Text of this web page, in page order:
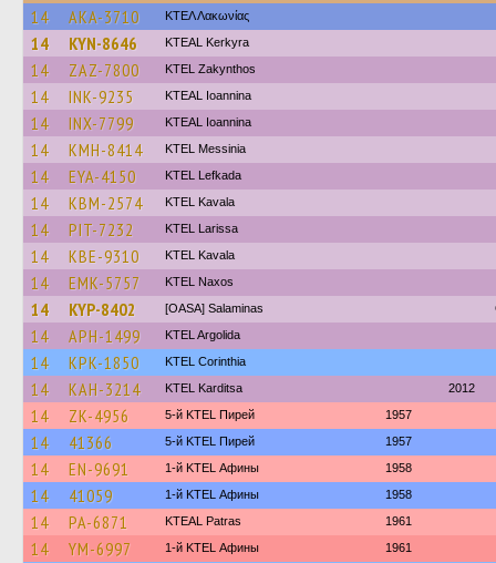
14
AKA-3710 ΚΤΕΛ Λακωνίας
14 KYN-8646 KTEAL Kerkyra
14 ZAZ-7800 KTEL Zakynthos
14 INK-9235 KTEAL Ioannina
14 INX-7799 KTEAL Ioannina
14 KMH-8414 KTEL Messinia
14 EYA-4150 KTEL Lefkada
14 KBM-2574 KTEL Kavala
14 PIT-7232 KTEL Larissa
14 KBE-9310 KTEL Kavala
14 EMK-5757 KTEL Naxos
14 KYP-8402 [OASA] Salaminas
14 APH-1499 KTEL Argolida
14 KPK-1850 KTEL Corinthia
14 KAH-3214 ΚΤΕL Karditsa 2012
14 ZK-4956 5-й KTEL Пирей 1957
14 41366 5-й KTEL Пирей 1957
14 EN-9691 1-й KTEL Афины 1958
14 41059 1-й KTEL Афины 1958
14 PA-6871 KTEAL Patras 1961
14 YM-6997 1-й KTEL Афины 1961